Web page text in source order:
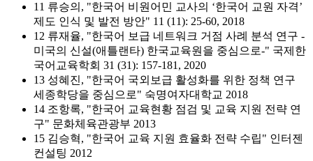
11 류승의, "한국어 비원어민 교사의 ‘한국어 교원 자격’
제도 인식 및 발전 방안" 11 (11): 25-60, 2018
12 류재율, "한국어 보급 네트워크 거점 사례 분석 연구 -
미국의 신설(애틀랜타) 한국교육원을 중심으로-" 국제한
국어교육학회 31 (31): 157-181, 2020
13 성혜진, "한국어 국외보급 활성화를 위한 정책 연구
세종학당을 중심으로" 숙명여자대학교 2018
14 조항록, "한국어 교육현황 점검 및 교육 지원 전략 연
구" 문화체육관광부 2013
15 김승혁, "한국어 교육 지원 효율화 전략 수립" 인터젠
컨설팅 2012